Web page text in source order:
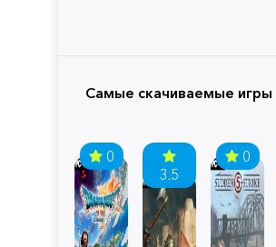
Самые скачиваемые игры
0
3.5
0